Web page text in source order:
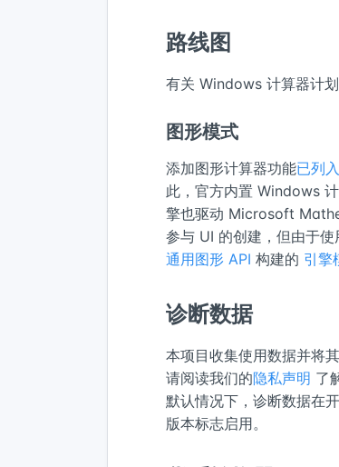
路线图
有关 Windows 计算器计
图形模式
添加图形计算器功能已列
此，官方内置 Windows
擎也驱动 Microsoft
参与 UI 的创建，但由于使
通用图形 API 构建的 引擎
诊断数据
本项目收集使用数据并将
请阅读我们的隐私声明 了
默认情况下，诊断数据在
版本标志启用。